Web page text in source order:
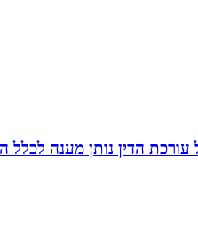
עורכת הדין נותן מענה